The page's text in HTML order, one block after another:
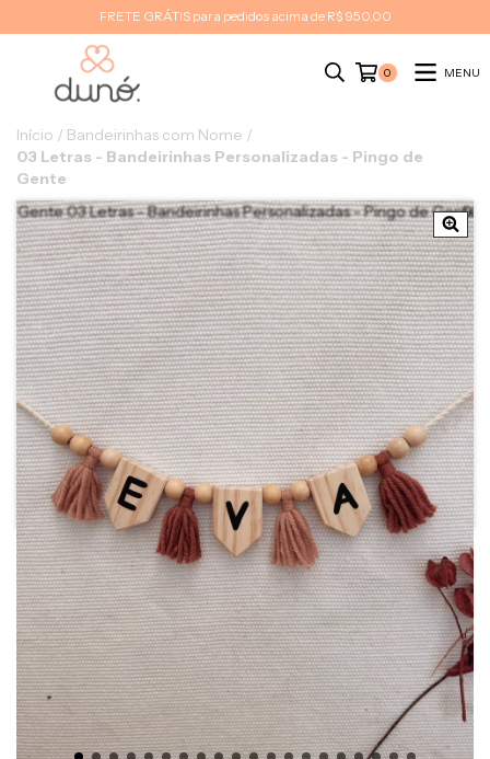
FRETE GRÁTIS para pedidos acima de R$ 950,00
0 MENU
Início / Bandeirinhas com Nome /
03 Letras - Bandeirinhas Personalizadas - Pingo de
Gente